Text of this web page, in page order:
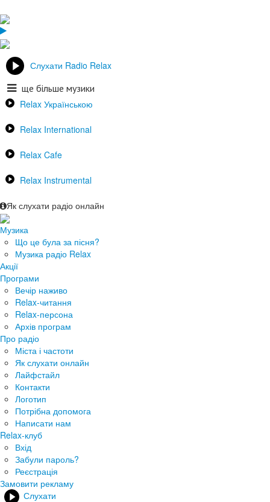
Слухати Radio Relax
ще більше музики
Relax Українською
Relax International
Relax Cafe
Relax Instrumental
Як слухати радіо онлайн
Музика
Що це була за пісня?
Музика радіо Relax
Акції
Програми
Вечір наживо
Relax-читання
Relax-персона
Архів програм
Про радіо
Міста і частоти
Як слухати онлайн
Лайфстайл
Контакти
Логотип
Потрібна допомога
Написати нам
Relax-клуб
Вхід
Забули пароль?
Реєстрація
Замовити рекламу
Слухати